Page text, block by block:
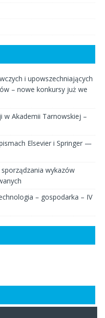
i upowszechniających
– nowe konkursy już we
w Akademii Tarnowskiej –
Elsevier i Springer —
wykazów
– gospodarka – IV